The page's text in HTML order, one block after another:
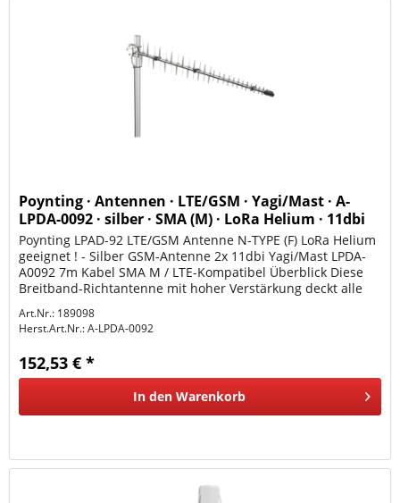
Poynting · Antennen · LTE/GSM · Yagi/Mast · A-
LPDA-0092 · silber · SMA (M) · LoRa Helium · 11dbi
Yag
Poynting LPAD-92 LTE/GSM Antenne N-TYPE (F) LoRa Helium
geeignet ! - Silber GSM-Antenne 2x 11dbi Yagi/Mast LPDA-
A0092 7m Kabel SMA M / LTE-Kompatibel Überblick Diese
Breitband-Richtantenne mit hoher Verstärkung deckt alle
Art.Nr.: 189098
Herst.Art.Nr.:A-LPDA-0092
152,53 € *
In den Warenkorb